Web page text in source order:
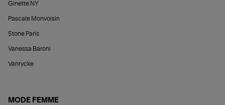
Ginette NY
Pascale Monvoisin
Stone Paris
Vanessa Baroni
Vanrycke
MODE FEMME